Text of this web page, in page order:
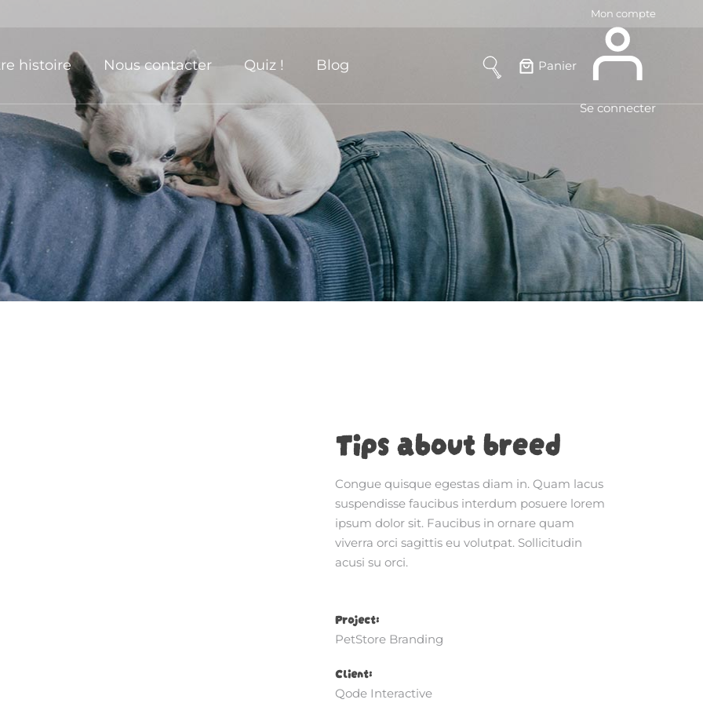
Mon compte
histoire Nous contacter Quiz ! Blog Panier
Se connecter
Tips about breed
Congue quisque egestas diam in. Quam lacus
suspendisse faucibus interdum posuere lorem
ipsum dolor sit. Faucibus in ornare quam
viverra orci sagittis eu volutpat. Sollicitudin
acusi su orci.
Project:
PetStore Branding
Client:
Qode Interactive